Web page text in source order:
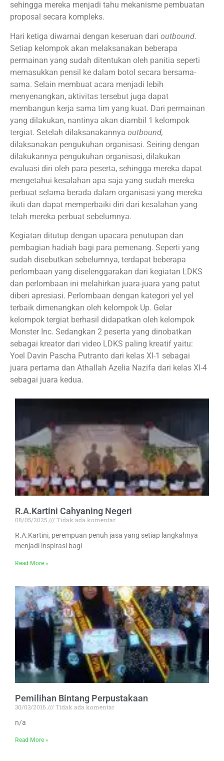
sehingga mereka menjadi tahu mekanisme pembuatan
proposal secara kompleks.
Hari ketiga diwarnai dengan keseruan dari outbound.
Setiap kelompok akan melaksanakan beberapa
permainan yang sudah ditentukan oleh panitia seperti
memasukkan pensil ke dalam botol secara bersama-
sama. Selain membuat acara menjadi lebih
menyenangkan, aktivitas tersebut juga dapat
membangun kerja sama tim yang kuat. Dari permainan
yang dilakukan, nantinya akan diambil 1 kelompok
tergiat. Setelah dilaksanakannya outbound,
dilaksanakan pengukuhan organisasi. Seiring dengan
dilakukannya pengukuhan organisasi, dilakukan
evaluasi diri oleh para peserta, sehingga mereka dapat
mengetahui kesalahan apa saja yang sudah mereka
perbuat selama berada dalam organisasi yang mereka
ikuti dan dapat memperbaiki diri dari kesalahan yang
telah mereka perbuat sebelumnya.
Kegiatan ditutup dengan upacara penutupan dan
pembagian hadiah bagi para pemenang. Seperti yang
sudah disebutkan sebelumnya, terdapat beberapa
perlombaan yang diselenggarakan dari kegiatan LDKS
dan perlombaan ini melahirkan juara-juara yang patut
diberi apresiasi. Perlombaan dengan kategori yel yel
terbaik dimenangkan oleh kelompok Up. Gelar
kelompok tergiat berhasil didapatkan oleh kelompok
Monster Inc. Sedangkan 2 peserta yang dinobatkan
sebagai kreator dari video LDKS paling kreatif yaitu:
Yoel Davin Pascha Putranto dari kelas XI-1 sebagai
juara pertama dan Athallah Azelia Nazifa dari kelas XI-4
sebagai juara kedua.
R.A.Kartini Cahyaning Negeri
08/05/2025
Tidak ada komentar
R.A.Kartini, perempuan penuh jasa yang setiap langkahnya
menjadi inspirasi bagi
Read More »
Pemilihan Bintang Perpustakaan
30/03/2016
Tidak ada komentar
n/a
Read More »